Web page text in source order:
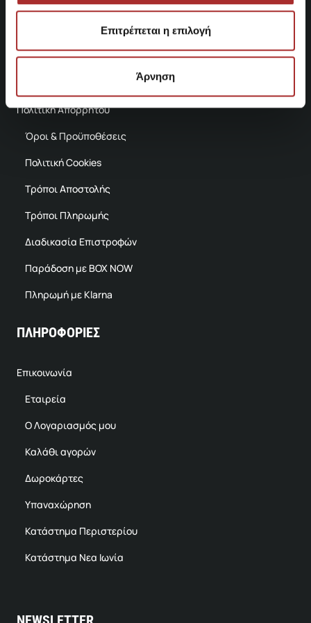
Επιτρέπεται η επιλογή
Άρνηση
Βρείτε μας στο χάρτη
Πολιτική Απορρήτου
Όροι & Προϋποθέσεις
Πολιτική Cookies
Τρόποι Αποστολής
Τρόποι Πληρωμής
Διαδικασία Επιστροφών
Παράδοση με BOX NOW
Πληρωμή με Klarna
ΠΛΗΡΟΦΟΡΙΕΣ
Επικοινωνία
Εταιρεία
Ο Λογαριασμός μου
Καλάθι αγορών
Δωροκάρτες
Υπαναχώρηση
Κατάστημα Περιστερίου
Κατάστημα Νεα Ιωνία